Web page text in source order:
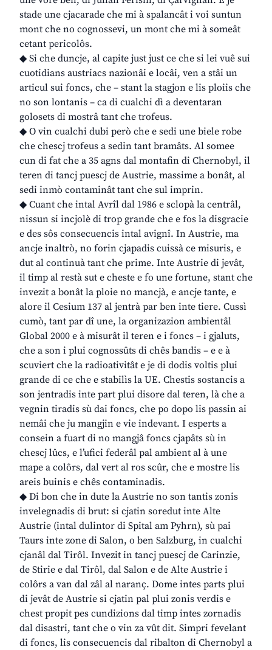
stade une cjacarade che mi à spalancât i voi suntun
mont che no cognossevi, un mont che mi à someât
cetant pericolôs.
◆ Si che duncje, al capite just just ce che si lei vuê sui
cuotidians austriacs nazionâi e locâi, ven a stâi un
articul sui foncs, che – stant la stagjon e lis ploiis che
no son lontanis – ca di cualchi dì a deventaran
golosets di mostrâ tant che trofeus.
◆ O vin cualchi dubi però che e sedi une biele robe
che chescj trofeus a sedin tant bramâts. Al somee
cun di fat che a 35 agns dal montafin di Chernobyl, il
teren di tancj puescj de Austrie, massime a bonât, al
sedi inmò contaminât tant che sul imprin.
◆ Cuant che intal Avrîl dal 1986 e sclopà la centrâl,
nissun si incjolè di trop grande che e fos la disgracie
e des sôs consecuencis intal avignî. In Austrie, ma
ancje inaltrò, no forin cjapadis cuissà ce misuris, e
dut al continuà tant che prime. Inte Austrie di jevât,
il timp al restà sut e cheste e fo une fortune, stant che
invezit a bonât la ploie no mancjà, e ancje tante, e
alore il Cesium 137 al jentrà par ben inte tiere. Cussì
cumò, tant par dî une, la organizazion ambientâl
Global 2000 e à misurât il teren e i foncs – i gjaluts,
che a son i plui cognossûts di chês bandis – e e à
scuviert che la radioativitât e je di dodis voltis plui
grande di ce che e stabilìs la UE. Chestis sostancis a
son jentradis inte part plui disore dal teren, là che a
vegnin tiradis sù dai foncs, che po dopo lis passin ai
nemâi che ju mangjin e vie indevant. I esperts a
consein a fuart di no mangjâ foncs cjapâts sù in
chescj lûcs, e l’ufici federâl pal ambient al à une
mape a colôrs, dal vert al ros scûr, che e mostre lis
areis buinis e chês contaminadis.
◆ Di bon che in dute la Austrie no son tantis zonis
invelegnadis di brut: si cjatin soredut inte Alte
Austrie (intal dulintor di Spital am Pyhrn), sù pai
Taurs inte zone di Salon, o ben Salzburg, in cualchi
cjanâl dal Tirôl. Invezit in tancj puescj de Carinzie,
de Stirie e dal Tirôl, dal Salon e de Alte Austrie i
colôrs a van dal zâl al naranç. Dome intes parts plui
di jevât de Austrie si cjatin pal plui zonis verdis e
chest propit pes cundizions dal timp intes zornadis
dal disastri, tant che o vin za vût dit. Simpri fevelant
di foncs, lis consecuencis dal ribalton di Chernobyl a